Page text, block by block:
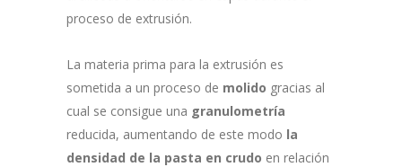
proceso de extrusión.
La materia prima para la extrusión es
sometida a un proceso de molido gracias al
cual se consigue una granulometría
reducida, aumentando de este modo la
densidad de la pasta en crudo en relación